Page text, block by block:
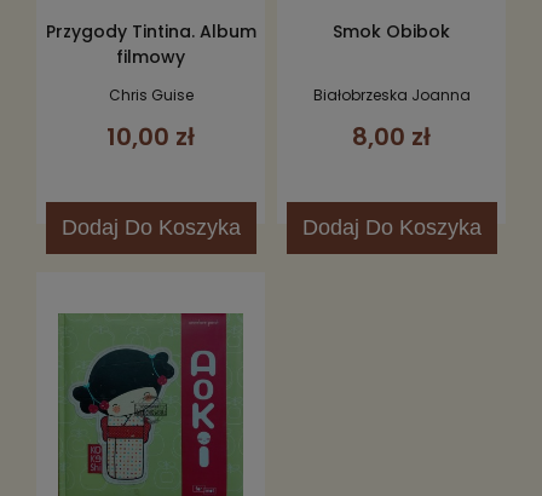
Przygody Tintina. Album
filmowy
Chris Guise
10,00 zł
Dodaj Do Koszyka
Smok Obibok
Białobrzeska Joanna
8,00 zł
Dodaj Do Koszyka